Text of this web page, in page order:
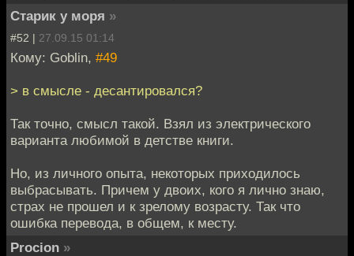
Старик у моря »
#52 | 27.09.15 01:14
Кому: Goblin, #49
> в смысле - десантировался?
Так точно, смысл такой. Взял из электрического
варианта любимой в детстве книги.
Но, из личного опыта, некоторых приходилось
выбрасывать. Причем у двоих, кого я лично знаю,
страх не прошел и к зрелому возрасту. Так что
ошибка перевода, в общем, к месту.
Procion »